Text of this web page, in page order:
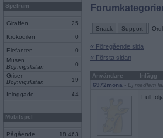
Spelrum
Giraffen 25
Krokodilen 0
Elefanten
0
Musen
Böjningslistan
0
Grisen
Böjningslistan
19
Inloggade 44
Mobilspel
Pågående 18 463
Snack Support
« Föregående sida
« Första sidan
Användare
Inlägg
6972mona - Ej medlem
Full följa